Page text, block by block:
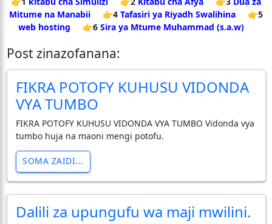
Mitume na Manabii
👉4 Tafasiri ya Riyadh Swalihina
👉5
web hosting
👉6 Sira ya Mtume Muhammad (s.a.w)
Post zinazofanana:
FIKRA POTOFY KUHUSU VIDONDA
VYA TUMBO
FIKRA POTOFY KUHUSU VIDONDA VYA TUMBO Vidonda vya
tumbo huja na maoni mengi potofu.
SOMA ZAIDI...
Dalili za upungufu wa maji mwilini.